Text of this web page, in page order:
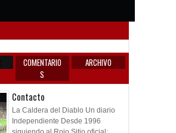
COMENTARIO
S
ARCHIVO
Contacto
La Caldera del Diablo Un diario
Independiente Desde 1996